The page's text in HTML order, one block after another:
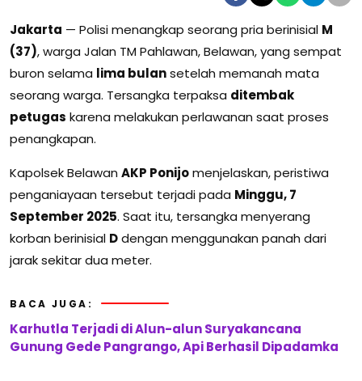
Jakarta — Polisi menangkap seorang pria berinisial M
(37), warga Jalan TM Pahlawan, Belawan, yang sempat
buron selama lima bulansetelah memanah mata
seorang warga. Tersangka terpaksa ditembak
petugas karena melakukan perlawanan saat proses
penangkapan.
Kapolsek Belawan AKP Ponijomenjelaskan, peristiwa
penganiayaan tersebut terjadi pada Minggu, 7
September 2025. Saat itu, tersangka menyerang
korban berinisial Ddengan menggunakan panah dari
jarak sekitar dua meter.
BACA JUGA:
Karhutla Terjadi di Alun-alun Suryakancana
Gunung Gede Pangrango, Api Berhasil Dipadamka